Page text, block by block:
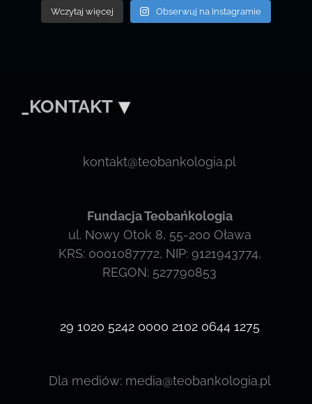
Wczytaj więcej Obserwuj na Instagramie
_KONTAKT
kontakt@teobankologia.pl
Fundacja Teobańkologia
ul. Nowy Otok 8, 55-200 Oława
KRS: 0001087772, NIP: 9121943774,
REGON: 527790853
29 1020 5242 0000 2102 0644 1275
Dla mediów: media@teobankologia.pl